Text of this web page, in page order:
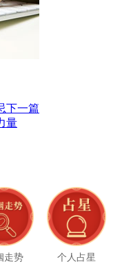
下一篇
量
走势 个人占星